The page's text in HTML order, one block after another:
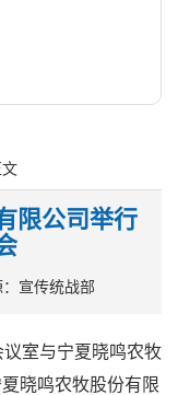
限公司举行
宣传统战部
室与宁夏晓鸣农牧
晓鸣农牧股份有限